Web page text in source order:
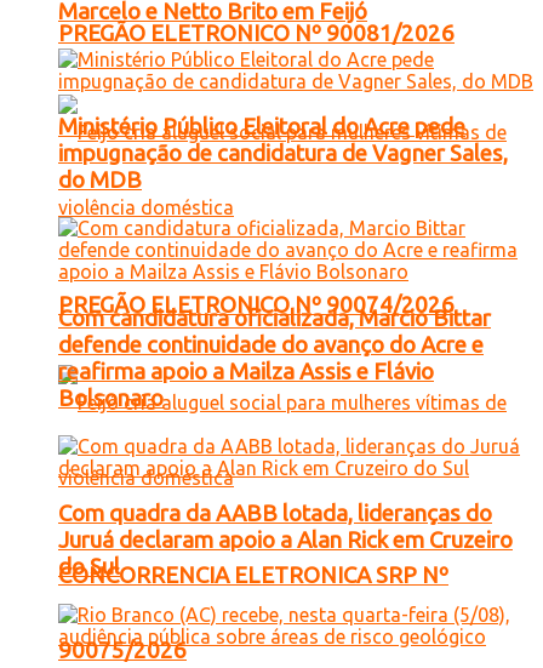
PREGÃO ELETRONICO Nº 90081/2026
PREGÃO ELETRONICO Nº 90074/2026
CONCORRENCIA ELETRONICA SRP Nº
90075/2026
Marcelo e Netto Brito em Feijó
Ministério Público Eleitoral do Acre pede
impugnação de candidatura de Vagner Sales,
do MDB
Com candidatura oficializada, Marcio Bittar
defende continuidade do avanço do Acre e
reafirma apoio a Mailza Assis e Flávio
Bolsonaro
Com quadra da AABB lotada, lideranças do
Juruá declaram apoio a Alan Rick em Cruzeiro
do Sul